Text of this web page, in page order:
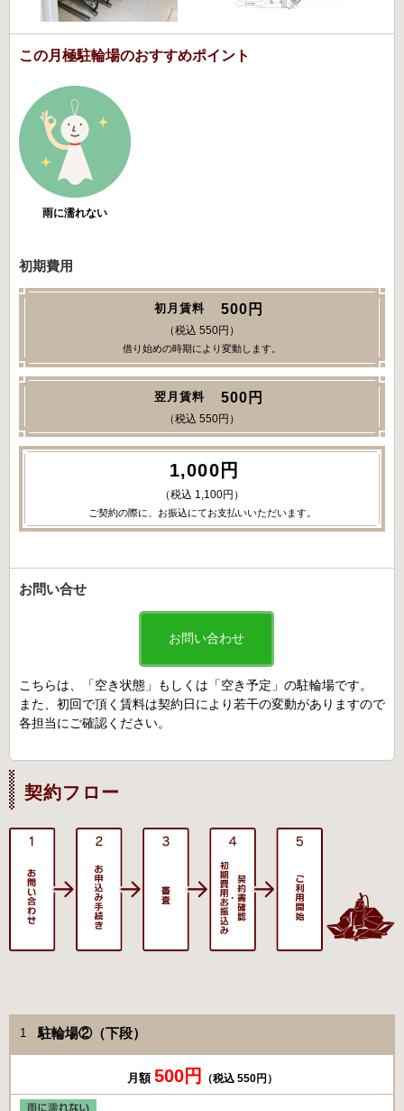
この月極駐輪場のおすすめポイント
雨に濡れない
初期費用
初月賃料 500円
（税込 550円）
借り始めの時期により変動します。
翌月賃料 500円
（税込 550円）
1,000円
（税込 1,100円）
ご契約の際に、お振込にてお支払いいただいます。
お問い合せ
お問い合わせ
こちらは、「空き状態」もしくは「空き予定」の駐輪場です。
また、初回で頂く賃料は契約日により若干の変動がありますので
各担当にご確認ください。
契約フロー
1 駐輪場②（下段）
月額 500円 （税込 550円）